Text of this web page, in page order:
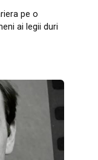
pe o
ai legii duri